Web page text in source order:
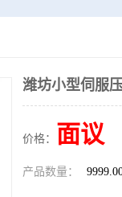
潍坊小型伺服
价格： 面议
产品数量：